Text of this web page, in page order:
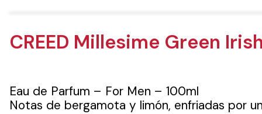
CREED Millesime Green
Eau de Parfum – For Men – 100ml
Notas de bergamota y limón, enfriadas por